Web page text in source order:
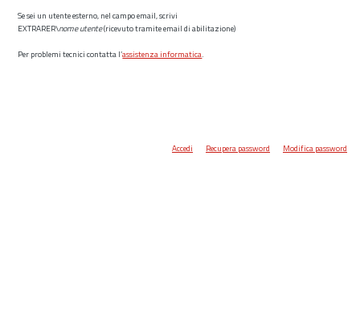
Se sei un utente esterno, nel campo email, scrivi
EXTRARER\nome utente(ricevuto tramite email di abilitazione)
Per problemi tecnici contatta l’assistenza informatica.
Accedi Recupera password Modifica password